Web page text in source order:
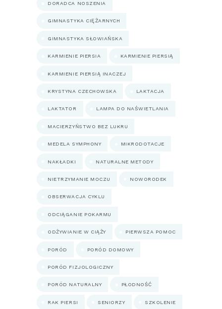
DORADCA NOSZENIA
GIMNASTYKA CIĘŻARNYCH
GIMNASTYKA SŁOWIAŃSKA
KARMIENIE PIERSIA KARMIENIE PIERSIĄ
KARMIENIE PIERSIĄ INACZEJ
KRYSTYNA CZECHOWSKA LAKTACJA
LAKTATOR LAMPA DO NAŚWIETLANIA
MACIERZYŃSTWO BEZ LUKRU
MEDELA SYMPHONY MIKRODOTACJE
NAKŁADKI NATURALNE METODY
NIETRZYMANIE MOCZU NOWORODEK
OBSERWACJA CYKLU
ODCIĄGANIE POKARMU
ODŻYWIANIE W CIĄŻY PIERWSZA POMOC
PORÓD PORÓD DOMOWY
PORÓD FIZJOLOGICZNY
PORÓD NATURALNY PŁODNOŚĆ
RAK PIERSI SENIORZY SZKOLENIE